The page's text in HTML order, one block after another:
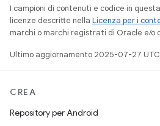
I campioni di contenuti e codice in
licenze descritte nella Licenza per i
marchi o marchi registrati di Oracle e/o
Ultimo aggiornamento 2025-07-27 UTC.
CREA
Repository per Android